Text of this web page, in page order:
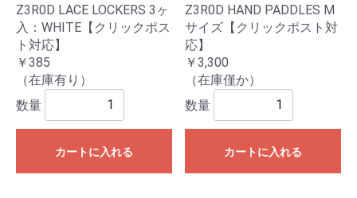
Z3R0D LACE LOCKERS 3ヶ
入：WHITE【クリックポス
ト対応】
￥385
（在庫有り）
数量
カートに入れる
Z3R0D HAND PADDLES M
サイズ【クリックポスト対
応】
￥3,300
（在庫僅か）
数量
カートに入れる